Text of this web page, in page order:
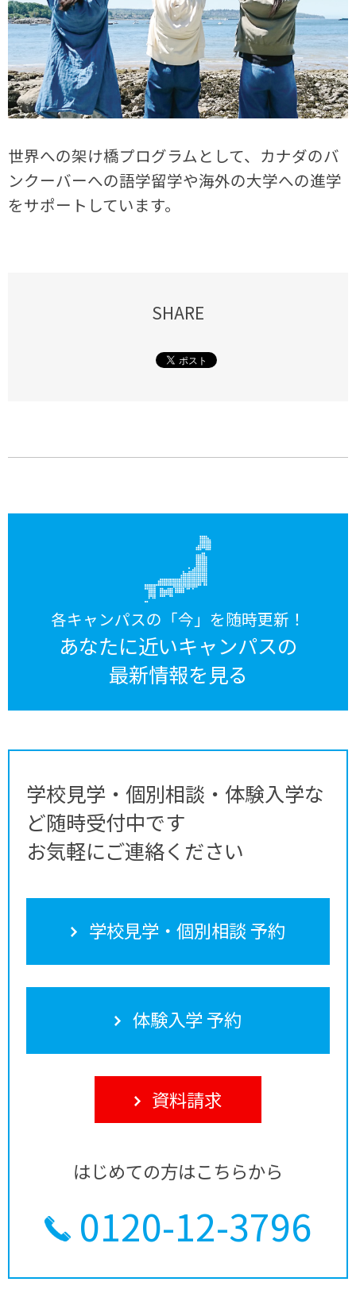
世界への架け橋プログラムとして、カナダのバ
ンクーバーへの語学留学や海外の大学への進学
をサポートしています。
SHARE
各キャンパスの「今」を随時更新！
あなたに近いキャンパスの
最新情報を見る
学校見学・個別相談・体験入学な
ど随時受付中です
お気軽にご連絡ください
学校見学・個別相談 予約
体験入学 予約
資料請求
はじめての方はこちらから
0120-12-3796